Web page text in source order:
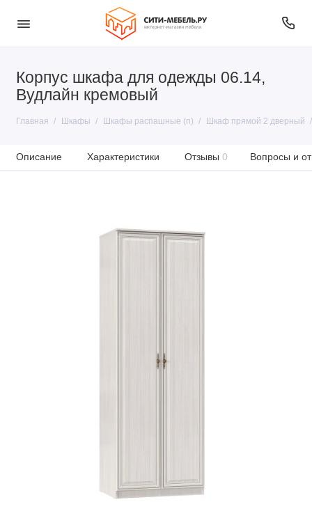
Корпус шкафа для одежды 06.14,
Вудлайн кремовый
Главная Шкафы Шкафы распашные (п) Шкаф прямой 2 дверный
Описание Характеристики Отзывы 0 Вопросы и